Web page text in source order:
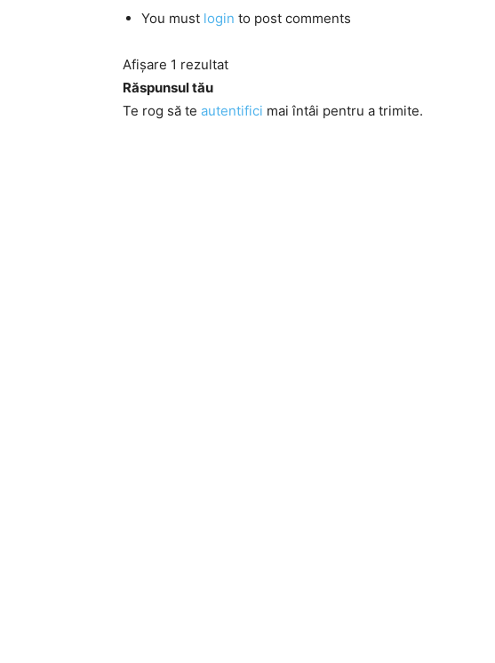
You must login to post comments
Afișare 1 rezultat
Răspunsul tău
Te rog să te autentifici mai întâi pentru a trimite.